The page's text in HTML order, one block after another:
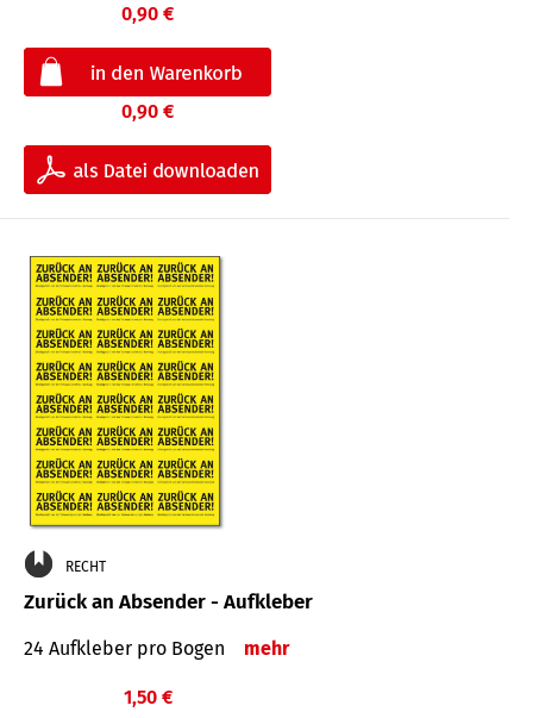
0,90 €
0,90 €
RECHT
Zurück an Absender - Aufkleber
24 Aufkleber pro Bogen mehr
1,50 €